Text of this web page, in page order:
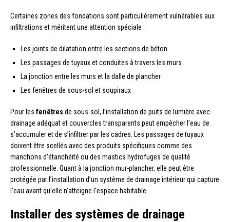
Certaines zones des fondations sont particulièrement vulnérables aux
infiltrations et méritent une attention spéciale :
Les joints de dilatation entre les sections de béton
Les passages de tuyaux et conduites à travers les murs
La jonction entre les murs et la dalle de plancher
Les fenêtres de sous-sol et soupiraux
Pour les fenêtres de sous-sol, l’installation de puits de lumière avec
drainage adéquat et couvercles transparents peut empêcher l’eau de
s’accumuler et de s’infiltrer par les cadres. Les passages de tuyaux
doivent être scellés avec des produits spécifiques comme des
manchons d’étanchéité ou des mastics hydrofuges de qualité
professionnelle. Quant à la jonction mur-plancher, elle peut être
protégée par l’installation d’un système de drainage intérieur qui capture
l’eau avant qu’elle n’atteigne l’espace habitable.
Installer des systèmes de drainage